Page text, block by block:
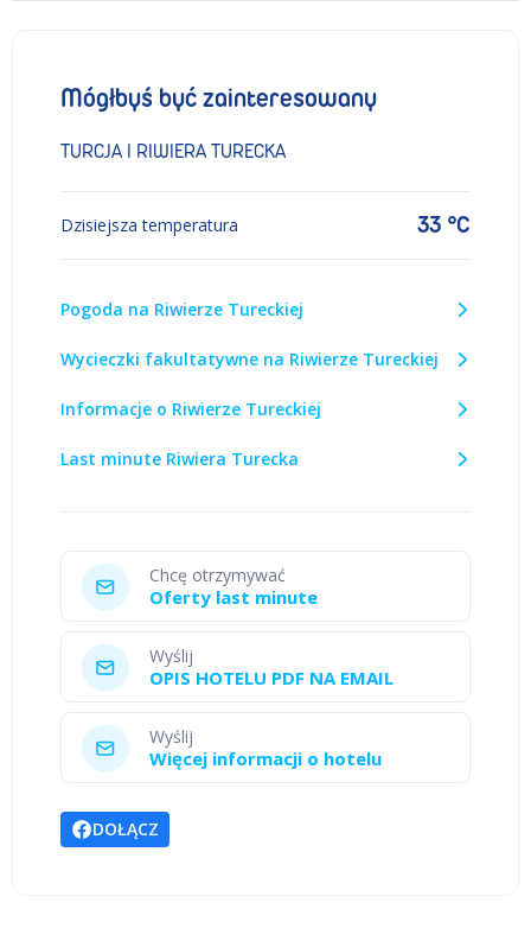
Mógłbyś być zainteresowany
TURCJA I RIWIERA TURECKA
Dzisiejsza temperatura 33 °C
Pogoda na Riwierze Tureckiej
Wycieczki fakultatywne na Riwierze Tureckiej
Informacje o Riwierze Tureckiej
Last minute Riwiera Turecka
Chcę otrzymywać
Oferty last minute
Wyślij
OPIS HOTELU PDF NA EMAIL
Wyślij
Więcej informacji o hotelu
DOŁĄCZ